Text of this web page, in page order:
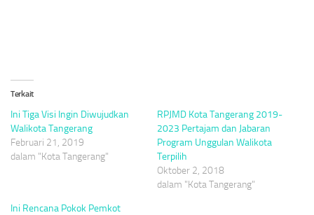
Terkait
Ini Tiga Visi Ingin Diwujudkan
Walikota Tangerang
Februari 21, 2019
dalam "Kota Tangerang"
RPJMD Kota Tangerang 2019-
2023 Pertajam dan Jabaran
Program Unggulan Walikota
Terpilih
Oktober 2, 2018
dalam "Kota Tangerang"
Ini Rencana Pokok Pemkot